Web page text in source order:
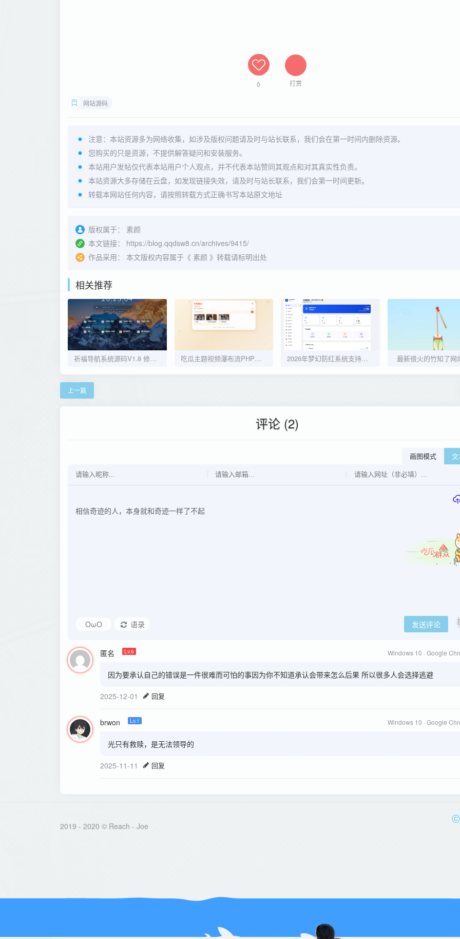
0 打赏
网站源码
注意：本站资源多为网络收集，如涉及版权问题请及时与站长联系，我们会在第一时间内删除资源。
您购买的只是资源，不提供解答疑问和安装服务。
本站用户发帖仅代表本站用户个人观点，并不代表本站赞同其观点和对其真实性负责。
本站资源大多存储在云盘，如发现链接失效，请及时与站长联系，我们会第一时间更新。
转载本网站任何内容，请按照转载方式正确书写本站原文地址
版权属于：
素颜
本文链接：
https://blog.qqdsw8.cn/archives/9415/
作品采用：
本文版权内容属于《 素颜 》转载请标明出处
相关推荐
祈福导航系统源码V1.8 修复Bug版本 吃瓜主题视频瀑布流PHP源码 2026年梦幻防红系统支持抖音圆码带用户中心支付 最新很火的竹知了网
上一篇
评论 (2)
画图模式 文
OωO 语录 发送评论
匿名 Lv.6 Windows 10 · Google
因为要承认自己的错误是一件很难而可怕的事因为你不知道承认会带来怎么后果 所以很多人会选择逃避
2025-12-01 回复
brwon Lv.1 Windows 10 · Google
光只有救赎，是无法领导的
2025-11-11 回复
2019 - 2020 © Reach - Joe